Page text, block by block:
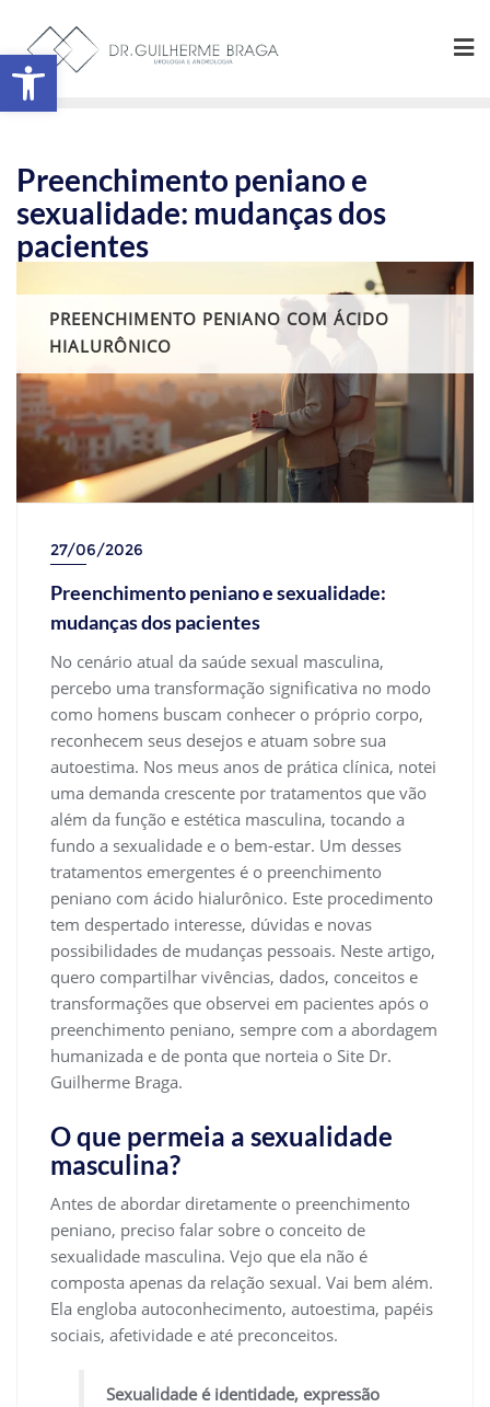
Abrir a barra de ferramentas
Preenchimento peniano e
sexualidade: mudanças dos
pacientes
PREENCHIMENTO PENIANO COM ÁCIDO
HIALURÔNICO
27/06/2026
Preenchimento peniano e sexualidade:
mudanças dos pacientes
No cenário atual da saúde sexual masculina,
percebo uma transformação significativa no modo
como homens buscam conhecer o próprio corpo,
reconhecem seus desejos e atuam sobre sua
autoestima. Nos meus anos de prática clínica, notei
uma demanda crescente por tratamentos que vão
além da função e estética masculina, tocando a
fundo a sexualidade e o bem-estar. Um desses
tratamentos emergentes é o preenchimento
peniano com ácido hialurônico. Este procedimento
tem despertado interesse, dúvidas e novas
possibilidades de mudanças pessoais. Neste artigo,
quero compartilhar vivências, dados, conceitos e
transformações que observei em pacientes após o
preenchimento peniano, sempre com a abordagem
humanizada e de ponta que norteia o Site Dr.
Guilherme Braga.
O que permeia a sexualidade
masculina?
Antes de abordar diretamente o preenchimento
peniano, preciso falar sobre o conceito de
sexualidade masculina. Vejo que ela não é
composta apenas da relação sexual. Vai bem além.
Ela engloba autoconhecimento, autoestima, papéis
sociais, afetividade e até preconceitos.
Sexualidade é identidade, expressão